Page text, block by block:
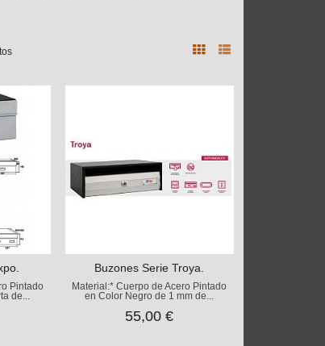
Pintado
de...
Buzones Serie Troya.
Material:* Cuerpo de Acero Pintado
en Color Negro de 1 mm de...
55,00 €